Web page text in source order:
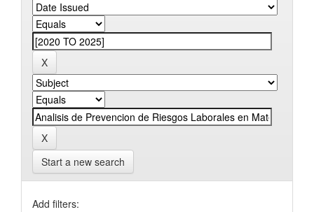
Start a new search
Add filters: